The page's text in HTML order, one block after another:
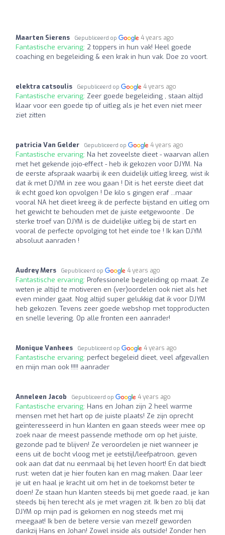
Maarten Sierens Gepubliceerd op 4 years ago
Fantastische ervaring: 2 toppers in hun vak! Heel goede
coaching en begeleiding & een krak in hun vak. Doe zo voort.
elektra catsoulis Gepubliceerd op 4 years ago
Fantastische ervaring: Zeer goede begeleiding , staan altijd
klaar voor een goede tip of uitleg als je het even niet meer
ziet zitten
patricia Van Gelder Gepubliceerd op 4 years ago
Fantastische ervaring: Na het zoveelste dieet - waarvan allen
met het gekende jojo-effect - heb ik gekozen voor DJYM. Na
de eerste afspraak waarbij ik een duidelijk uitleg kreeg, wist ik
dat ik met DJYM in zee wou gaan ! Dit is het eerste dieet dat
ik echt goed kon opvolgen ! De kilo s gingen eraf ...maar
vooral NA het dieet kreeg ik de perfecte bijstand en uitleg om
het gewicht te behouden met de juiste eetgewoonte . De
sterke troef van DJYM is de duidelijke uitleg bij de start en
vooral de perfecte opvolging tot het einde toe ! Ik kan DJYM
absoluut aanraden !
Audrey Mers Gepubliceerd op 4 years ago
Fantastische ervaring: Professionele begeleiding op maat. Ze
weten je altijd te motiveren en (ver)oordelen ook niet als het
even minder gaat. Nog altijd super gelukkig dat ik voor DJYM
heb gekozen. Tevens zeer goede webshop met topproducten
en snelle levering. Op alle fronten een aanrader!
Monique Vanhees Gepubliceerd op 4 years ago
Fantastische ervaring: perfect begeleid dieet, veel afgevallen
en mijn man ook !!!!! aanrader
Anneleen Jacob Gepubliceerd op 4 years ago
Fantastische ervaring: Hans en Johan zijn 2 heel warme
mensen met het hart op de juiste plaats! Ze zijn oprecht
geïnteresseerd in hun klanten en gaan steeds weer mee op
zoek naar de meest passende methode om op het juiste,
gezonde pad te blijven! Ze veroordelen je niet wanneer je
eens uit de bocht vloog met je eetstijl/leefpatroon, geven
ook aan dat dat nu eenmaal bij het leven hoort! En dat biedt
rust: weten dat je hier fouten kan en mag maken. Daar leer
je uit en haal je kracht uit om het in de toekomst beter te
doen! Ze staan hun klanten steeds bij met goede raad, je kan
steeds bij hen terecht als je met vragen zit. Ik ben zo blij dat
DJYM op mijn pad is gekomen en nog steeds met mij
meegaat! Ik ben de betere versie van mezelf geworden
dankzij Hans en Johan! Zowel inside als outside! Zonder hen